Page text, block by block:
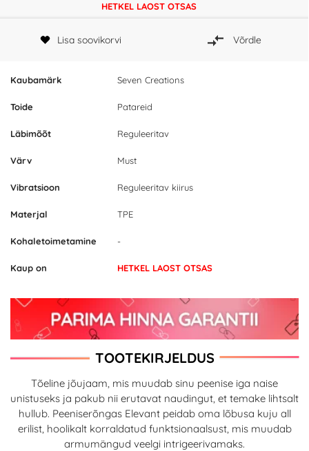
Kaubamärk Seven Creations
Toide Patareid
Läbimõõt Reguleeritav
Värv Must
Vibratsioon Reguleeritav kiirus
Materjal TPE
Kohaletoimetamine -
Kaup on HETKEL LAOST OTSAS
HETKEL LAOST OTSAS
Lisa soovikorvi Võrdle
TOOTEKIRJELDUS
Tõeline jõujaam, mis muudab sinu peenise iga naise
unistuseks ja pakub nii erutavat naudingut, et temake lihtsalt
hullub. Peeniserõngas Elevant peidab oma lõbusa kuju all
erilist, hoolikalt korraldatud funktsionaalsust, mis muudab
armumängud veelgi intrigeerivamaks.